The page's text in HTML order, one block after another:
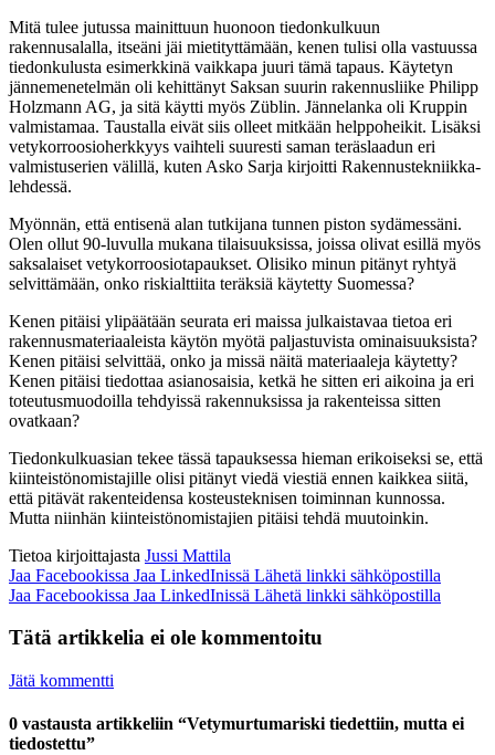
Mitä tulee jutussa mainittuun huonoon tiedonkulkuun
rakennusalalla, itseäni jäi mietityttämään, kenen tulisi olla vastuussa
tiedonkulusta esimerkkinä vaikkapa juuri tämä tapaus. Käytetyn
jännemenetelmän oli kehittänyt Saksan suurin rakennusliike Philipp
Holzmann AG, ja sitä käytti myös Züblin. Jännelanka oli Kruppin
valmistamaa. Taustalla eivät siis olleet mitkään helppoheikit. Lisäksi
vetykorroosioherkkyys vaihteli suuresti saman teräslaadun eri
valmistuserien välillä, kuten Asko Sarja kirjoitti Rakennustekniikka-
lehdessä.
Myönnän, että entisenä alan tutkijana tunnen piston sydämessäni.
Olen ollut 90-luvulla mukana tilaisuuksissa, joissa olivat esillä myös
saksalaiset vetykorroosiotapaukset. Olisiko minun pitänyt ryhtyä
selvittämään, onko riskialttiita teräksiä käytetty Suomessa?
Kenen pitäisi ylipäätään seurata eri maissa julkaistavaa tietoa eri
rakennusmateriaaleista käytön myötä paljastuvista ominaisuuksista?
Kenen pitäisi selvittää, onko ja missä näitä materiaaleja käytetty?
Kenen pitäisi tiedottaa asianosaisia, ketkä he sitten eri aikoina ja eri
toteutusmuodoilla tehdyissä rakennuksissa ja rakenteissa sitten
ovatkaan?
Tiedonkulkuasian tekee tässä tapauksessa hieman erikoiseksi se, että
kiinteistönomistajille olisi pitänyt viedä viestiä ennen kaikkea siitä,
että pitävät rakenteidensa kosteusteknisen toiminnan kunnossa.
Mutta niinhän kiinteistönomistajien pitäisi tehdä muutoinkin.
Tietoa kirjoittajasta Jussi Mattila
Jaa Facebookissa Jaa LinkedInissä Lähetä linkki sähköpostilla
Jaa Facebookissa Jaa LinkedInissä Lähetä linkki sähköpostilla
Tätä artikkelia ei ole kommentoitu
Jätä kommentti
0 vastausta artikkeliin “Vetymurtumariski tiedettiin, mutta ei
tiedostettu”